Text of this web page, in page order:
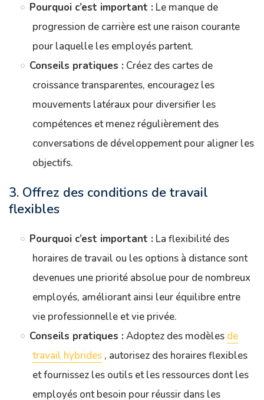
Pourquoi c’est important : Le manque de
progression de carrière est une raison courante
pour laquelle les employés partent.
Conseils pratiques : Créez des cartes de
croissance transparentes, encouragez les
mouvements latéraux pour diversifier les
compétences et menez régulièrement des
conversations de développement pour aligner les
objectifs.
3. Offrez des conditions de travail
flexibles
Pourquoi c’est important : La flexibilité des
horaires de travail ou les options à distance sont
devenues une priorité absolue pour de nombreux
employés, améliorant ainsi leur équilibre entre
vie professionnelle et vie privée.
Conseils pratiques : Adoptez des modèles de
travail hybrides , autorisez des horaires flexibles
et fournissez les outils et les ressources dont les
employés ont besoin pour réussir dans les